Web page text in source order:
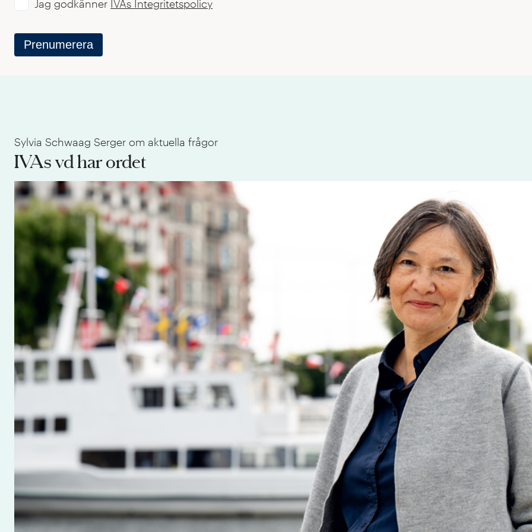
Prenumerera
Jag godkänner IVAs Integritetspolicy
Sylvia Schwaag Serger om aktuella frågor
IVAs vd har ordet